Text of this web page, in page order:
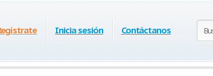
Inicia sesión Contáctanos